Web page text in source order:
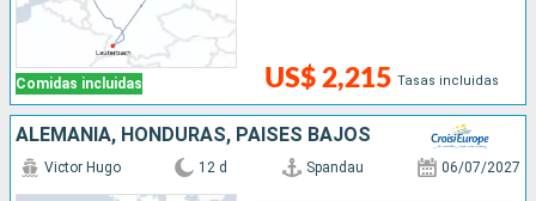
Comidas incluidas US$ 2,215 Tasas incluidas
ALEMANIA, HONDURAS, PAISES BAJOS
Victor Hugo 12 d Spandau 06/07/2027